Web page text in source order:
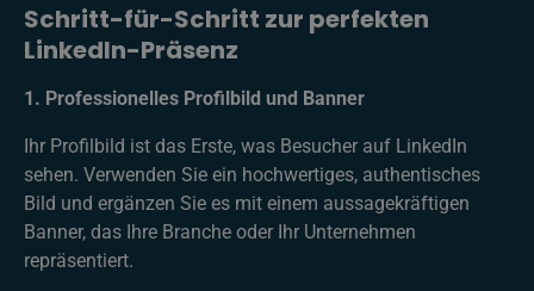
Schritt-für-Schritt zur perfekten
LinkedIn-Präsenz
1. Professionelles Profilbild und Banner
Ihr Profilbild ist das Erste, was Besucher auf LinkedIn
sehen. Verwenden Sie ein hochwertiges, authentisches
Bild und ergänzen Sie es mit einem aussagekräftigen
Banner, das Ihre Branche oder Ihr Unternehmen
repräsentiert.